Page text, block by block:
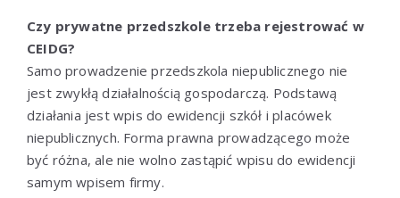
Czy prywatne przedszkole trzeba rejestrować w
CEIDG?
Samo prowadzenie przedszkola niepublicznego nie
jest zwykłą działalnością gospodarczą. Podstawą
działania jest wpis do ewidencji szkół i placówek
niepublicznych. Forma prawna prowadzącego może
być różna, ale nie wolno zastąpić wpisu do ewidencji
samym wpisem firmy.